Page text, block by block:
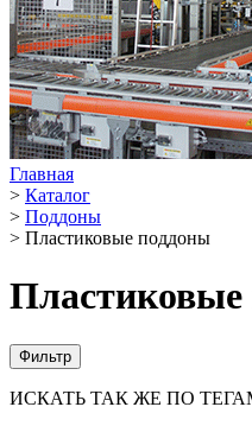
Главная
> Каталог
> Поддоны
> Пластиковые поддоны
Фильтр
ИСКАТЬ ТАК ЖЕ ПО